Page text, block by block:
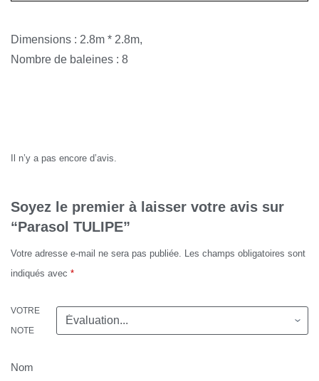
Dimensions : 2.8m * 2.8m,
Nombre de baleines : 8
Il n’y a pas encore d’avis.
Soyez le premier à laisser votre avis sur
“Parasol TULIPE”
Votre adresse e-mail ne sera pas publiée. Les champs obligatoires sont
indiqués avec *
VOTRE
NOTE
Nom